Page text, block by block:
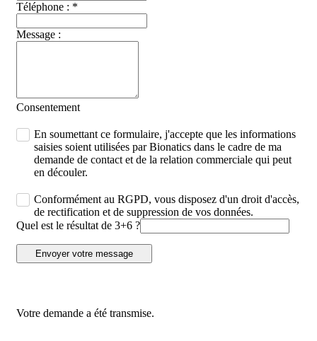
Téléphone : *
Message :
Consentement
En soumettant ce formulaire, j'accepte que les informations
saisies soient utilisées par Bionatics dans le cadre de ma
demande de contact et de la relation commerciale qui peut
en découler.
Conformément au RGPD, vous disposez d'un droit d'accès,
de rectification et de suppression de vos données.
Quel est le résultat de 3+6 ?
Envoyer votre message
Votre demande a été transmise.